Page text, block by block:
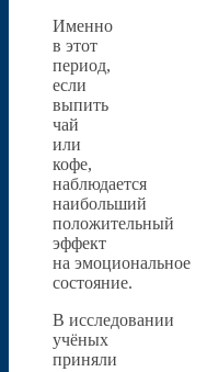
Именно
в этот
период,
если
выпить
чай
или
кофе,
наблюдается
наибольший
положительный
эффект
на эмоциональное
состояние.
В исследовании
учёных
приняли